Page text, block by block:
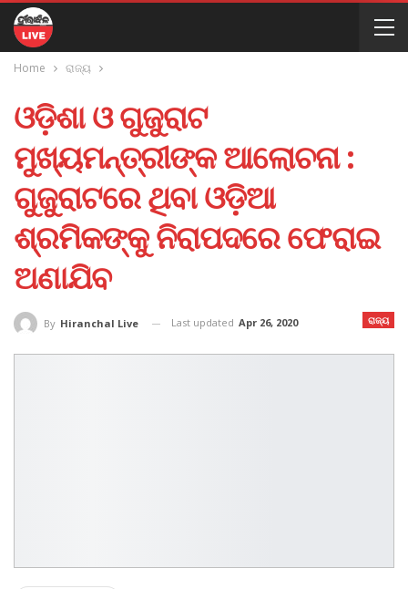
Home ରାଜ୍ୟ
ଓଡ଼ିଶା ଓ ଗୁଜୁରାଟ
ମୁଖ୍ୟମନ୍ତ୍ରୀଙ୍କ ଆଲୋଚନା :
ଗୁଜୁରାଟରେ ଥିବା ଓଡ଼ିଆ
ଶ୍ରମିକଙ୍କୁ ନିରାପଦରେ ଫେରାଇ
ଅଣାଯିବ
ରାଜ୍ୟ
By Hiranchal Live Last updated Apr 26, 2020